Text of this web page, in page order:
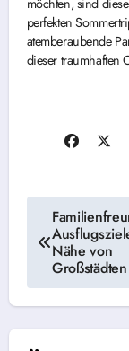
möchten, sind
perfekten
atemberaubende
dieser traumhaften
Nähe von
Großstädten